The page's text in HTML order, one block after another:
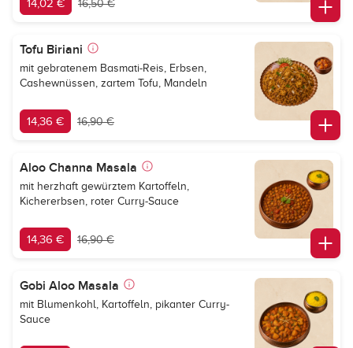
14,02 € 16,50 €
Tofu Biriani
mit gebratenem Basmati-Reis, Erbsen,
Cashewnüssen, zartem Tofu, Mandeln
14,36 € 16,90 €
Aloo Channa Masala
mit herzhaft gewürztem Kartoffeln,
Kichererbsen, roter Curry-Sauce
14,36 € 16,90 €
Gobi Aloo Masala
mit Blumenkohl, Kartoffeln, pikanter Curry-
Sauce